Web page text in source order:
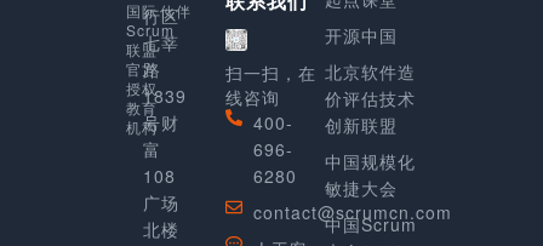
行区
七莘
路
1839
号财
富
108
广场
北楼
国际
Scrum
联盟
官方
授权
教育
机构
伙伴
扫一扫，在
线咨询
400-
696-
6280
contact@scrumcn.com
开源中国
北京软件造
价评估技术
创新联盟
中国规模化
敏捷大会
中国Scrum